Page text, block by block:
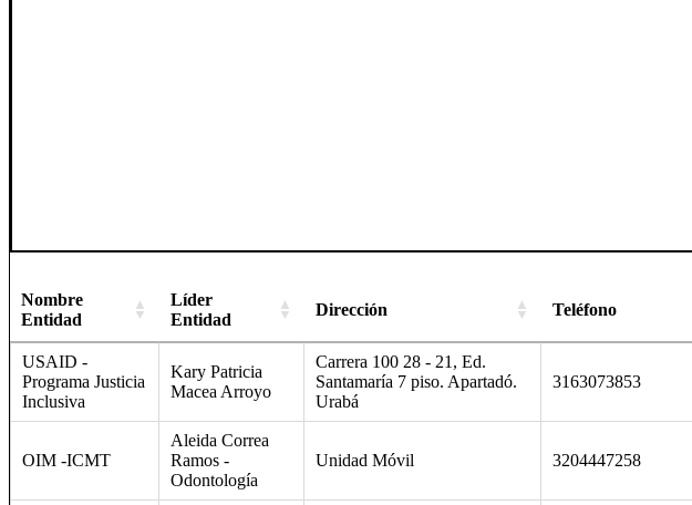
Nombre
Entidad
Líder
Entidad
Dirección Teléfono
USAID -
Programa Justicia
Inclusiva
Kary Patricia
Macea Arroyo
Carrera 100 28 - 21, Ed.
Santamaría 7 piso. Apartadó.
Urabá
3163073853
OIM -ICMT
Aleida Correa
Ramos -
Odontología
Unidad Móvil 3204447258